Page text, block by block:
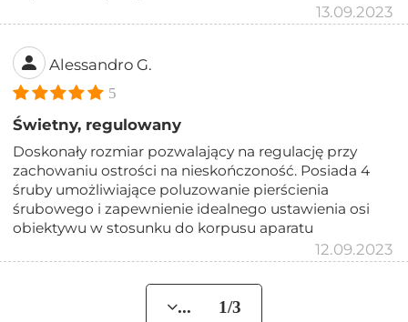
13.09.2023
Alessandro G.
5
Świetny, regulowany
Doskonały rozmiar pozwalający na regulację przy
zachowaniu ostrości na nieskończoność. Posiada 4
śruby umożliwiające poluzowanie pierścienia
śrubowego i zapewnienie idealnego ustawienia osi
obiektywu w stosunku do korpusu aparatu
12.09.2023
... 1/3